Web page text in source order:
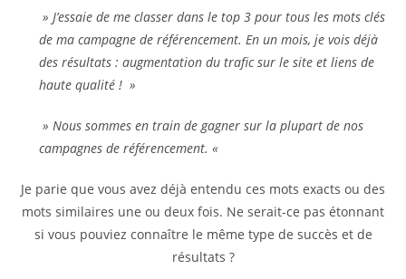
» J’essaie de me classer dans le top 3 pour tous les mots clés
de ma campagne de référencement. En un mois, je vois déjà
des résultats : augmentation du trafic sur le site et liens de
haute qualité ! »
» Nous sommes en train de gagner sur la plupart de nos
campagnes de référencement. «
Je parie que vous avez déjà entendu ces mots exacts ou des
mots similaires une ou deux fois. Ne serait-ce pas étonnant
si vous pouviez connaître le même type de succès et de
résultats ?